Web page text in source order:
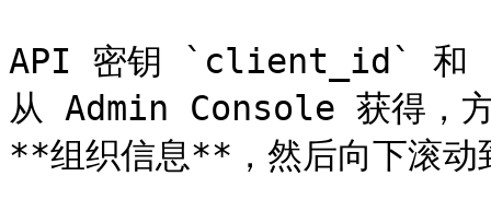
API 密钥 `client_id` 和
从 Admin Console 获得，
**组织信息**，然后向下滚